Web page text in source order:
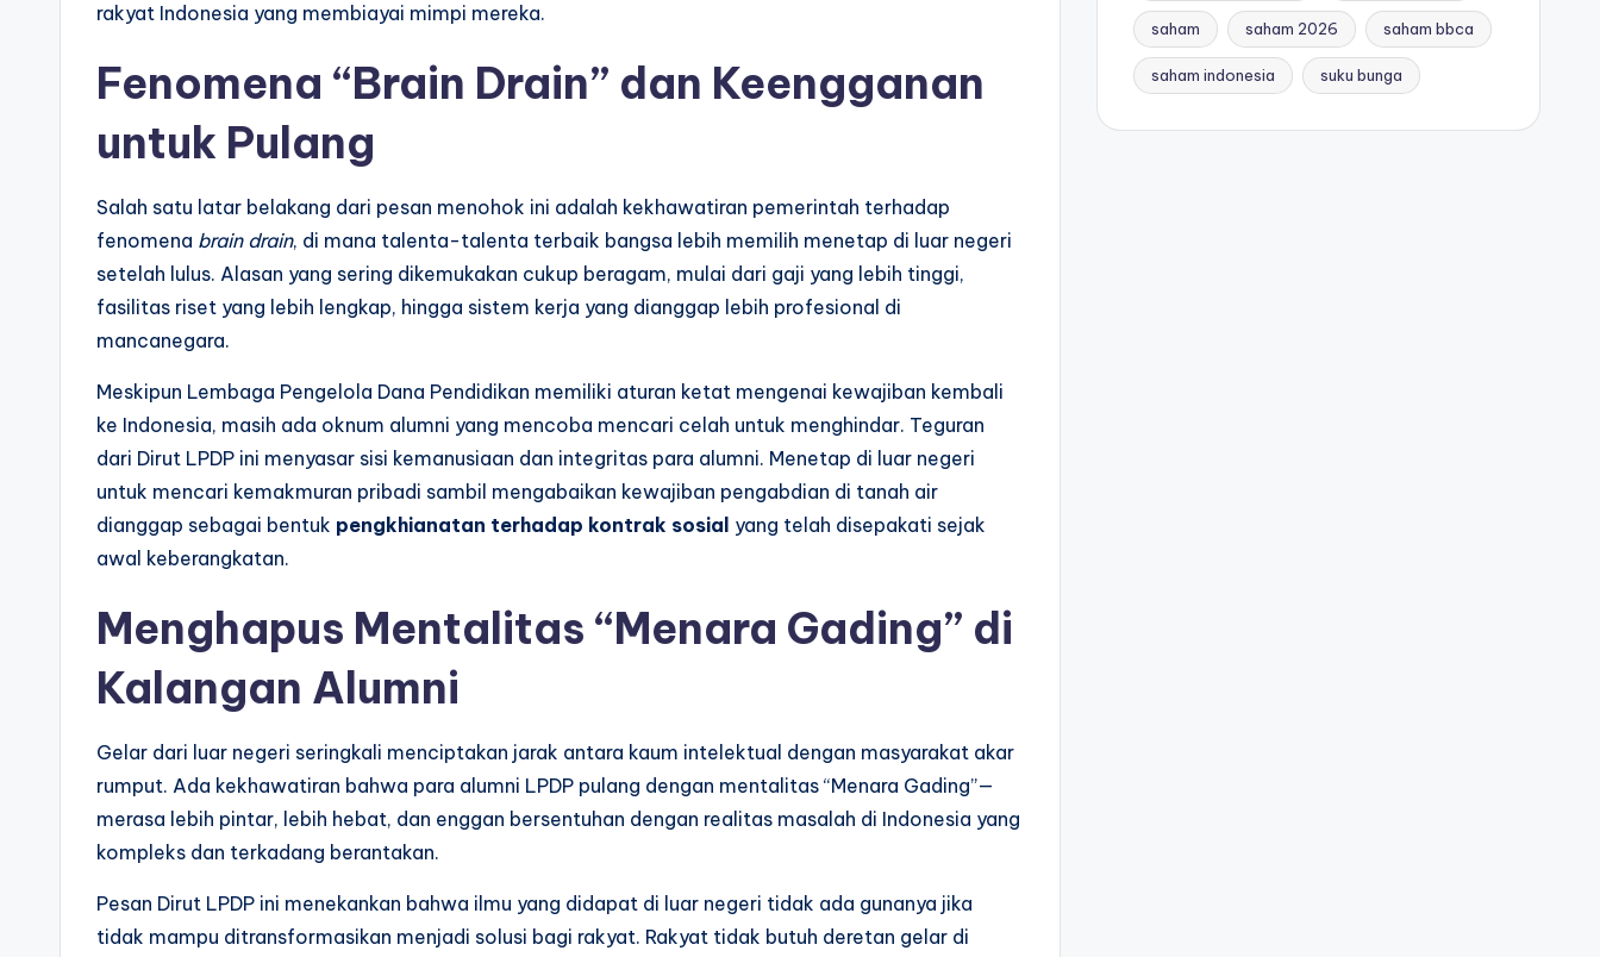
rakyat Indonesia yang membiayai mimpi mereka.
Fenomena “Brain Drain” dan Keengganan
untuk Pulang
Salah satu latar belakang dari pesan menohok ini adalah kekhawatiran pemerintah terhadap
fenomena brain drain, di mana talenta-talenta terbaik bangsa lebih memilih menetap di luar negeri
setelah lulus. Alasan yang sering dikemukakan cukup beragam, mulai dari gaji yang lebih tinggi,
fasilitas riset yang lebih lengkap, hingga sistem kerja yang dianggap lebih profesional di
mancanegara.
Meskipun Lembaga Pengelola Dana Pendidikan memiliki aturan ketat mengenai kewajiban kembali
ke Indonesia, masih ada oknum alumni yang mencoba mencari celah untuk menghindar. Teguran
dari Dirut LPDP ini menyasar sisi kemanusiaan dan integritas para alumni. Menetap di luar negeri
untuk mencari kemakmuran pribadi sambil mengabaikan kewajiban pengabdian di tanah air
dianggap sebagai bentuk pengkhianatan terhadap kontrak sosial yang telah disepakati sejak
awal keberangkatan.
Menghapus Mentalitas “Menara Gading” di
Kalangan Alumni
Gelar dari luar negeri seringkali menciptakan jarak antara kaum intelektual dengan masyarakat akar
rumput. Ada kekhawatiran bahwa para alumni LPDP pulang dengan mentalitas “Menara Gading”—
merasa lebih pintar, lebih hebat, dan enggan bersentuhan dengan realitas masalah di Indonesia yang
kompleks dan terkadang berantakan.
Pesan Dirut LPDP ini menekankan bahwa ilmu yang didapat di luar negeri tidak ada gunanya jika
tidak mampu ditransformasikan menjadi solusi bagi rakyat. Rakyat tidak butuh deretan gelar di
saham saham 2026 saham bbca
saham indonesia suku bunga